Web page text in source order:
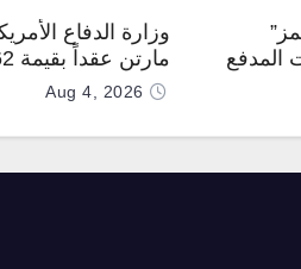
المدفع
وزارة الدفاع
Aug 4, 2026